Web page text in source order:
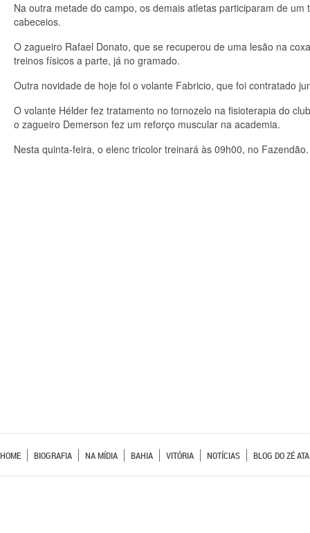
Na outra metade do campo, os demais atletas participaram de
cabeceios.
O zagueiro Rafael Donato, que se recuperou de uma lesão na
treinos físicos a parte, já no gramado.
Outra novidade de hoje foi o volante Fabricio, que foi contratado
O volante Hélder fez tratamento no tornozelo na fisioterapia do
o zagueiro Demerson fez um reforço muscular na academia.
Nesta quinta-feira, o elenc tricolor treinará às 09h00, no Fazendão.
HOME BIOGRAFIA NA MÍDIA BAHIA VITÓRIA NOTÍCIAS BLOG DO ZÉ